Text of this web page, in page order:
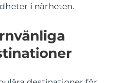
i närheten.